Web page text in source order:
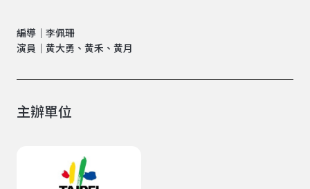
編導｜李佩珊
演員｜黄大勇、黄禾、黄月
主辦單位